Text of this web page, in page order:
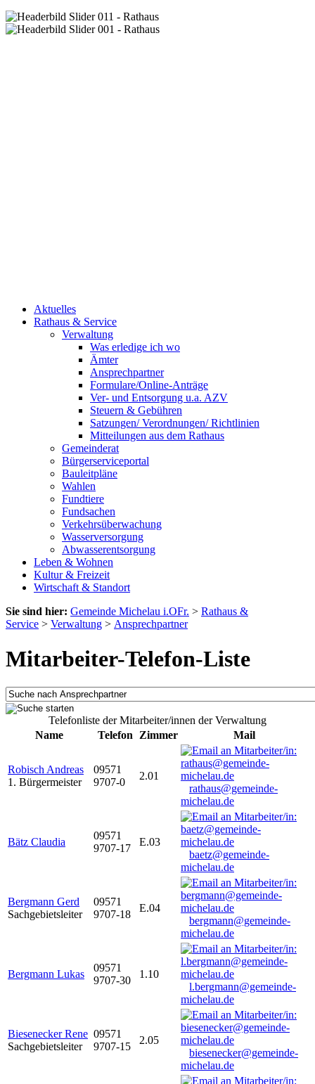
Aktuelles
Rathaus & Service
Verwaltung
Was erledige ich wo
Ämter
Ansprechpartner
Formulare/Online-Anträge
Ver- und Entsorgung u.a. AZV
Steuern & Gebühren
Satzungen/ Verordnungen/ Richtlinien
Mitteilungen aus dem Rathaus
Gemeinderat
Bürgerserviceportal
Bauleitpläne
Wahlen
Fundtiere
Fundsachen
Verkehrsüberwachung
Wasserversorgung
Abwasserentsorgung
Leben & Wohnen
Kultur & Freizeit
Wirtschaft & Standort
Sie sind hier: Gemeinde Michelau i.OFr. > Rathaus &
Service > Verwaltung > Ansprechpartner
Mitarbeiter-Telefon-Liste
Telefonliste der Mitarbeiter/innen der Verwaltung
Name
Telefon Zimmer Mail
Robisch Andreas
1. Bürgermeister
09571
9707-0
2.01
rathaus@gemeinde-
michelau.de
Bätz Claudia
09571
9707-17
E.03
baetz@gemeinde-
michelau.de
Bergmann Gerd
Sachgebietsleiter
09571
9707-18
E.04
bergmann@gemeinde-
michelau.de
Bergmann Lukas
09571
9707-30
1.10
l.bergmann@gemeinde-
michelau.de
Biesenecker Rene
Sachgebietsleiter
09571
9707-15
2.05
biesenecker@gemeinde-
michelau.de